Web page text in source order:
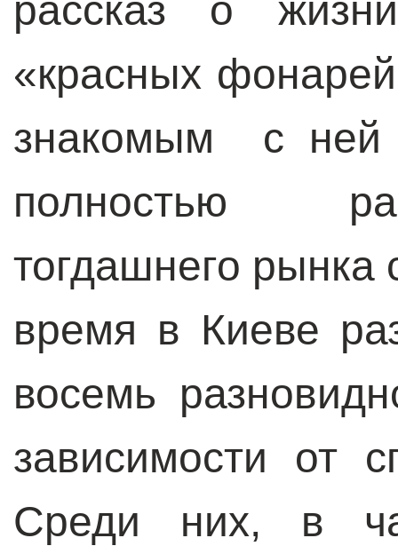
рассказ о
«красных
знакомым с ней
полностью
тогдашнего рынка
время в Киеве
восемь
зависимости от
Среди них, в